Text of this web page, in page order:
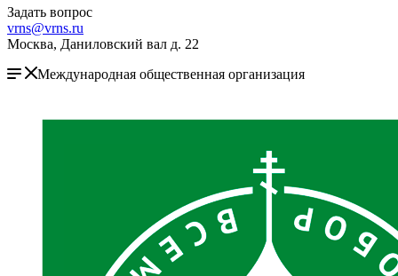
Задать вопрос
vrns@vrns.ru
Москва, Даниловский вал д. 22
Международная общественная организация